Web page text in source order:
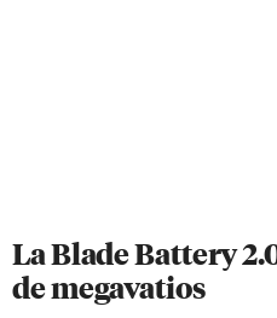
La Blade Battery
de megavatios